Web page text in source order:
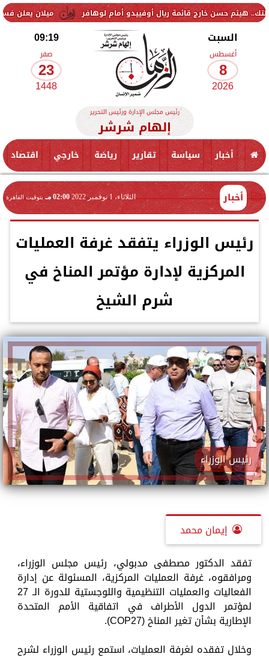
ميلان يعلن فسخ عقد إسماعيل خارج قائمة ريال أوفييدو أمام لوهافر
السبت
أغسطس
8
2026
09:19
صفر
23
1448
رئيس مجلس الإدارة ورئيس التحرير
إلهام شرشر
أخبار سياسة تقارير رياضة خارجي اقتصاد
أخبار الثلاثاء، 1 نوفمبر 2022 02:00 مـ بتوقيت القاهرة
رئيس الوزراء يتفقد غرفة العمليات
المركزية لإدارة مؤتمر المناخ في
شرم الشيخ
رئيس الوزراء
إيمان محمد
تفقد الدكتور مصطفى مدبولي، رئيس مجلس الوزراء،
ومرافقوه، غرفة العمليات المركزية، المسئولة عن إدارة
الفعاليات والعمليات التنظيمية واللوجستية للدورة الـ 27
لمؤتمر الدول الأطراف في اتفاقية الأمم المتحدة
الإطارية بشأن تغير المناخ (COP27).
وخلال تفقده لغرفة العمليات، استمع رئيس الوزراء لشرح